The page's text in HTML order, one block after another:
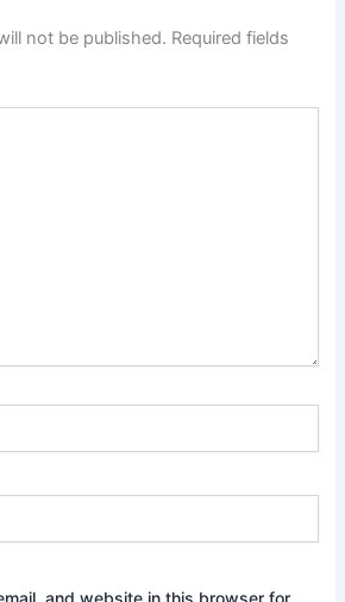
not be published. Required fields